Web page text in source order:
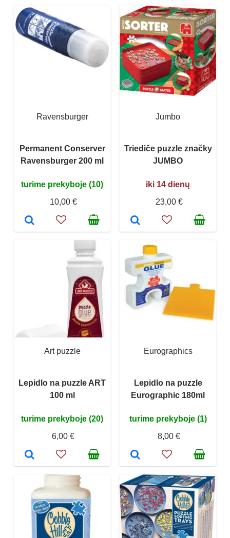
Ravensburger
Permanent Conserver
Ravensburger 200 ml
turime prekyboje (10)
10,00 €
Jumbo
Triediče puzzle značky
JUMBO
iki 14 dienų
23,00 €
Art puzzle
Lepidlo na puzzle ART
100 ml
turime prekyboje (20)
6,00 €
Eurographics
Lepidlo na puzzle
Eurographic 180ml
turime prekyboje (1)
8,00 €